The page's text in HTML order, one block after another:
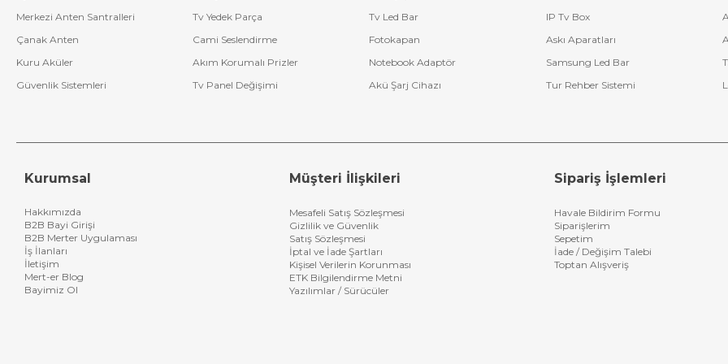
Merkezi Anten Santralleri
Tv Yedek Parça Tv Led Bar IP Tv Box
Çanak Anten
Cami Seslendirme Fotokapan Askı Aparatları
Kuru Aküler
Akım Korumalı Prizler Notebook Adaptör Samsung Led Bar
Güvenlik Sistemleri
Tv Panel Değişimi Akü Şarj Cihazı Tur Rehber Sistemi
Kurumsal
Hakkımızda
B2B Bayi Girişi
B2B Merter Uygulaması
İş İlanları
İletişim
Mert-er Blog
Bayimiz Ol
Müşteri İlişkileri
Mesafeli Satış Sözleşmesi
Gizlilik ve Güvenlik
Satış Sözleşmesi
İptal ve İade Şartları
Kişisel Verilerin Korunması
ETK Bilgilendirme Metni
Yazılımlar / Sürücüler
Sipariş İşlemleri
Havale Bildirim Formu
Siparişlerim
Sepetim
İade / Değişim Talebi
Toptan Alışveriş